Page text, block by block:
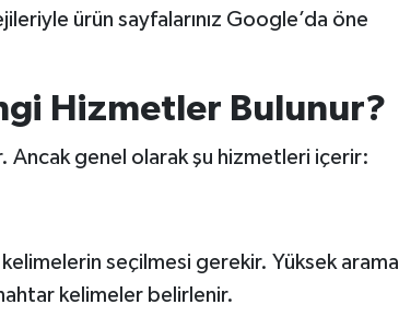
ürün sayfalarınız Google’da öne
Hizmetler Bulunur?
Ancak genel olarak şu hizmetleri içerir:
seçilmesi gerekir. Yüksek arama
kelimeler belirlenir.